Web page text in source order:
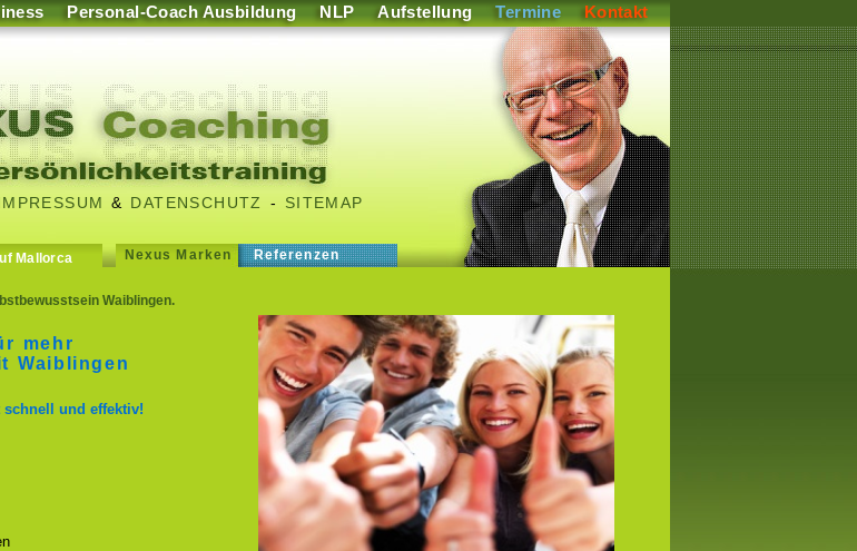
Personal-Coach Ausbildung NLP Aufstellung Termine Kontakt
& DATENSCHUTZ - SITEMAP
Mallorca Nexus Marken Referenzen
Waiblingen.
mehr
Waiblingen
schnell und effektiv!